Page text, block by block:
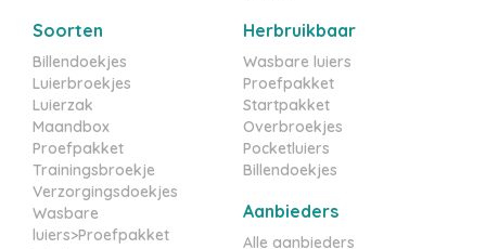
Soorten
Billendoekjes
Luierbroekjes
Luierzak
Maandbox
Proefpakket
Trainingsbroekje
Verzorgingsdoekjes
Wasbare
luiers>Proefpakket
Herbruikbaar
Wasbare luiers
Proefpakket
Startpakket
Overbroekjes
Pocketluiers
Billendoekjes
Aanbieders
Alle aanbieders